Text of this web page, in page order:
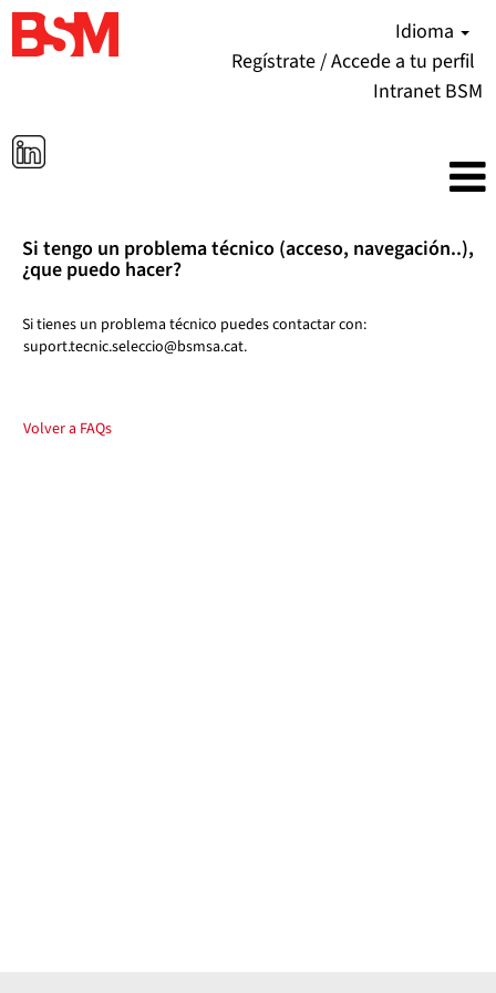
Idioma
Regístrate / Accede a tu perfil
Intranet BSM
Si tengo un problema técnico (acceso, navegación..),
¿que puedo hacer?
Si tienes un problema técnico puedes contactar con:
suport.tecnic.seleccio@bsmsa.cat.
Volver a FAQs